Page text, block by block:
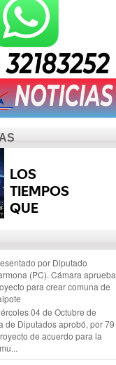
por Diputado
(PC). Cámara aprueba
para crear comuna de
04 de Octubre de
de Diputados aprobó, por 79
de acuerdo para la